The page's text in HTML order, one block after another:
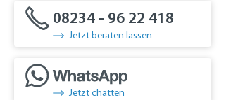
08234 - 96 22 418
Jetzt beraten lassen
Jetzt chatten